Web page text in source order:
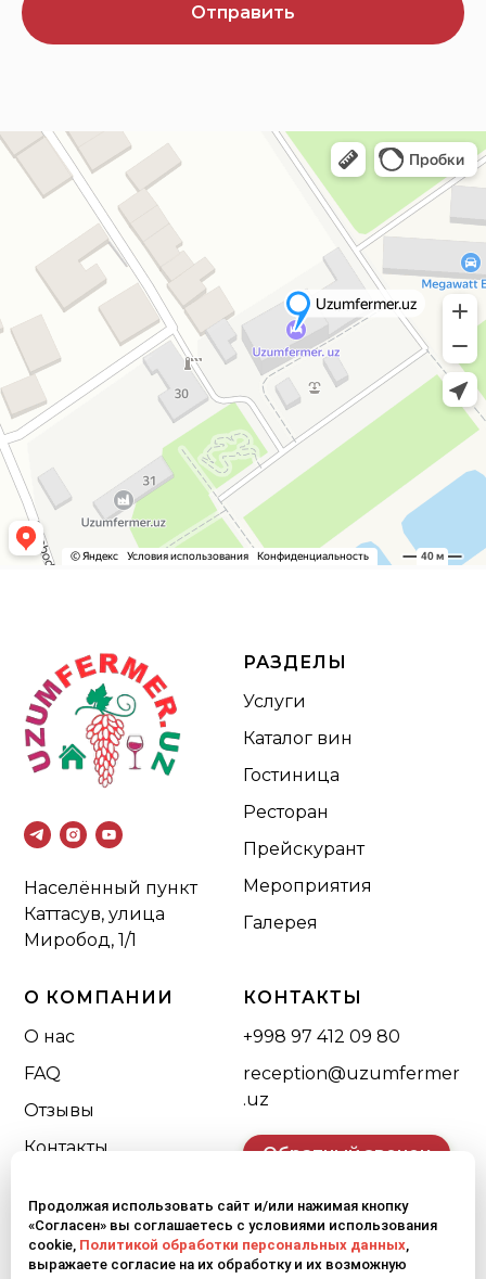
Отправить
Населённый пункт
Каттасув, улица
Миробод, 1/1
РАЗДЕЛЫ
Услуги
Каталог вин
Гостиница
Ресторан
Прейскурант
Мероприятия
Галерея
О КОМПАНИИ
О нас
FAQ
Отзывы
Контакты
КОНТАКТЫ
+998 97 412 09 80
reception@uzumfermer
.uz
Обратный звонок
Продолжая использовать сайт и/или нажимая кнопку
«Согласен» вы соглашаетесь с условиями использования
cookie, Политикой обработки персональных данных,
выражаете согласие на их обработку и их возможную